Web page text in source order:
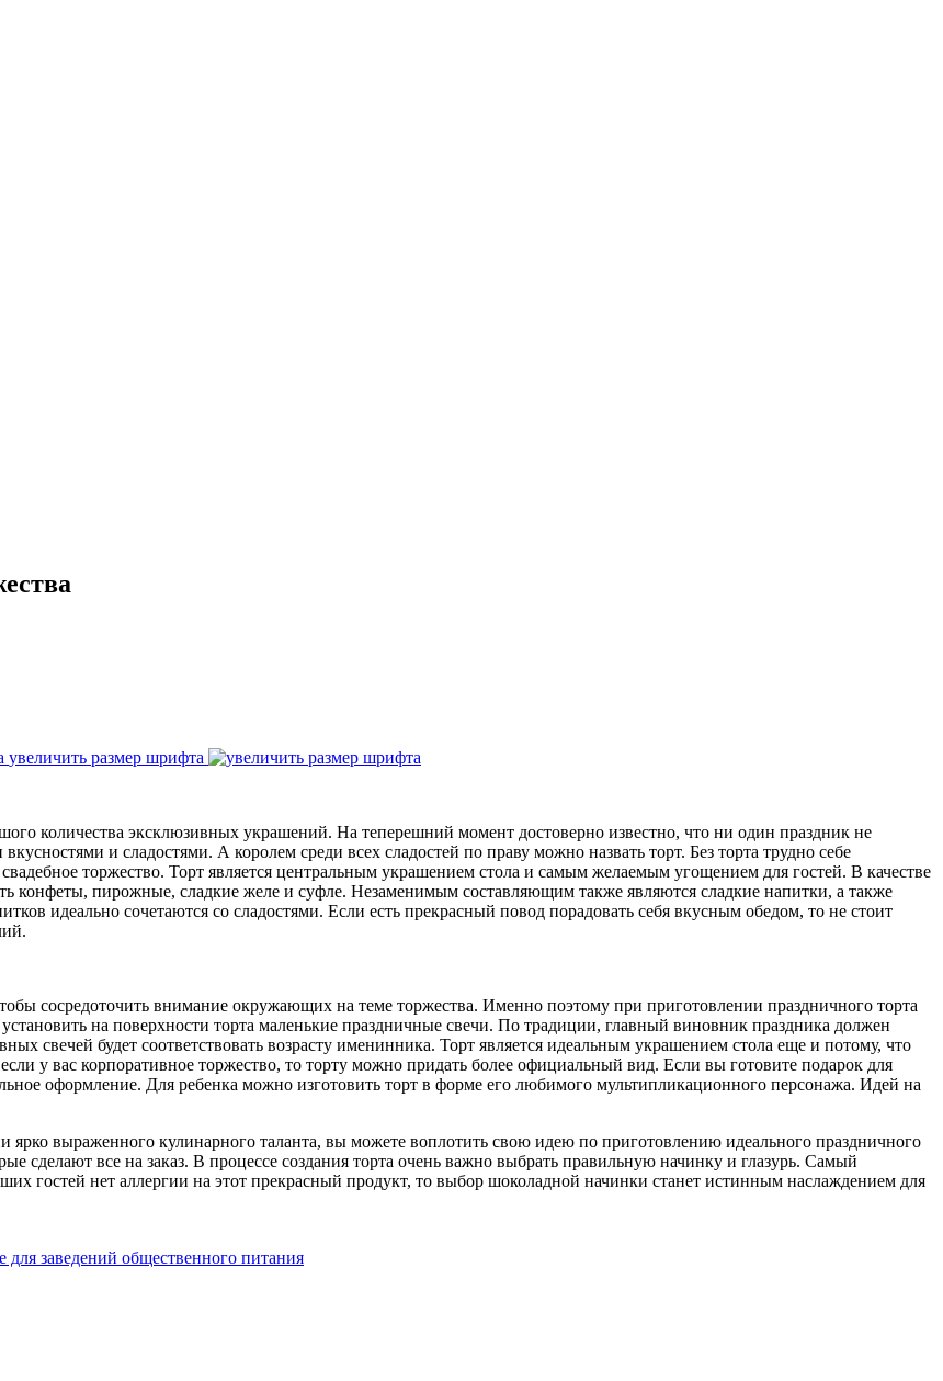
увеличить размер шрифта
количества эксклюзивных украшений. На теперешний момент достоверно известно, что ни один праздник не
и сладостями. А королем среди всех сладостей по праву можно назвать торт. Без торта трудно себе
торжество. Торт является центральным украшением стола и самым желаемым угощением для гостей. В качестве
конфеты, пирожные, сладкие желе и суфле. Незаменимым составляющим также являются сладкие напитки, а также
идеально сочетаются со сладостями. Если есть прекрасный повод порадовать себя вкусным обедом, то не стоит
сосредоточить внимание окружающих на теме торжества. Именно поэтому при приготовлении праздничного торта
на поверхности торта маленькие праздничные свечи. По традиции, главный виновник праздника должен
свечей будет соответствовать возрасту именинника. Торт является идеальным украшением стола еще и потому, что
у вас корпоративное торжество, то торту можно придать более официальный вид. Если вы готовите подарок для
оформление. Для ребенка можно изготовить торт в форме его любимого мультипликационного персонажа. Идей на
ярко выраженного кулинарного таланта, вы можете воплотить свою идею по приготовлению идеального праздничного
сделают все на заказ. В процессе создания торта очень важно выбрать правильную начинку и глазурь. Самый
гостей нет аллергии на этот прекрасный продукт, то выбор шоколадной начинки станет истинным наслаждением для
для заведений общественного питания